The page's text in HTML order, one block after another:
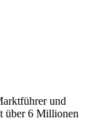
und
über 6 Millionen